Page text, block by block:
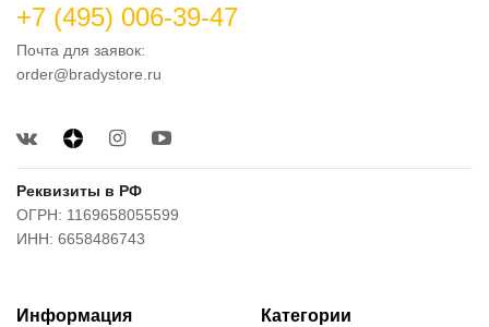
+7 (495) 006-39-47
Почта для заявок:
order@bradystore.ru
Реквизиты в РФ
ОГРН: 1169658055599
ИНН: 6658486743
Информация Категории